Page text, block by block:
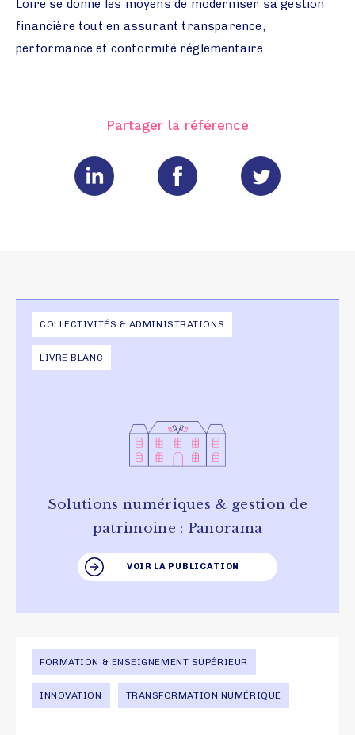
Partager la référence
Loire se donne les moyens de moderniser sa gestion
financière tout en assurant transparence,
performance et conformité réglementaire.
COLLECTIVITÉS & ADMINISTRATIONS
LIVRE BLANC
Solutions numériques & gestion de
patrimoine : Panorama
VOIR LA PUBLICATION
FORMATION & ENSEIGNEMENT SUPÉRIEUR
INNOVATION TRANSFORMATION NUMÉRIQUE